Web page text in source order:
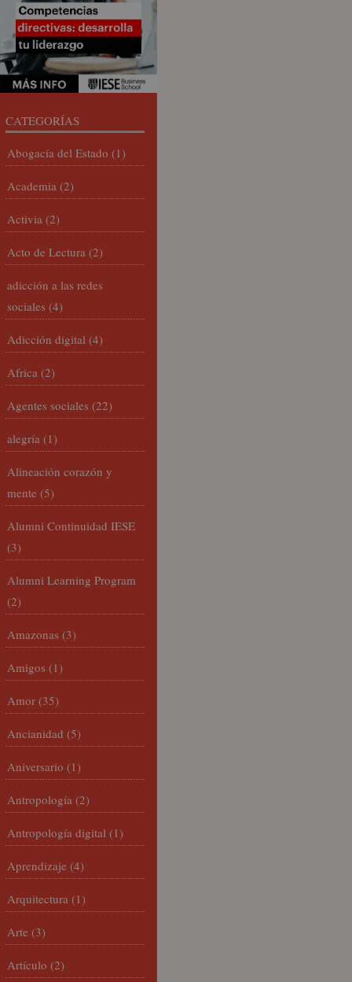
CATEGORÍAS
Abogacía del Estado (1)
Academia (2)
Activia (2)
Acto de Lectura (2)
adicción a las redes
sociales (4)
Adicción digital (4)
Africa (2)
Agentes sociales (22)
alegría (1)
Alineación corazón y
mente (5)
Alumni Continuidad IESE
(3)
Alumni Learning Program
(2)
Amazonas (3)
Amigos (1)
Amor (35)
Ancianidad (5)
Aniversario (1)
Antropología (2)
Antropología digital (1)
Aprendizaje (4)
Arquitectura (1)
Arte (3)
Artículo (2)